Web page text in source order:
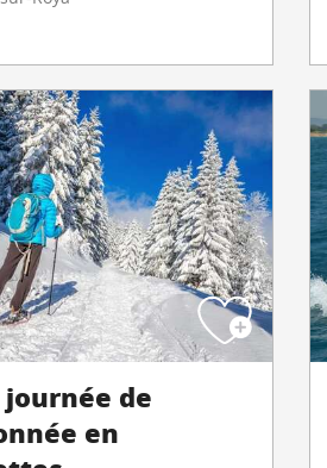
journée de
en